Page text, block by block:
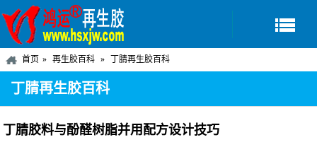
首页 再生胶百科 丁腈再生胶百科
丁腈再生胶百科
丁腈胶料与酚醛树脂并用配方设计技巧